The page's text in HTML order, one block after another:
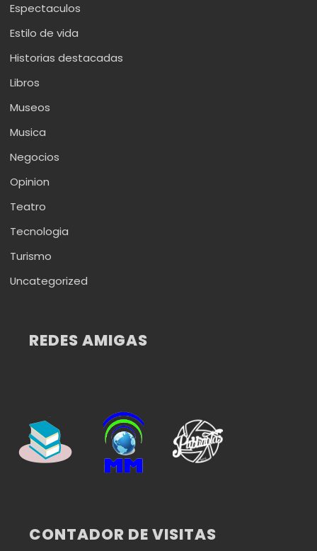
Espectaculos
Estilo de vida
Historias destacadas
Libros
Museos
Musica
Negocios
Opinion
Teatro
Tecnologia
Turismo
Uncategorized
REDES AMIGAS
CONTADOR DE VISITAS